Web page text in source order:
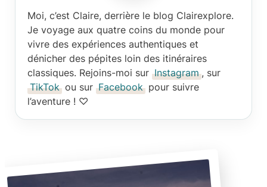
Moi, c’est Claire, derrière le blog Clairexplore.
Je voyage aux quatre coins du monde pour
vivre des expériences authentiques et
dénicher des pépites loin des itinéraires
classiques. Rejoins-moi sur Instagram , sur
TikTok ou sur Facebook pour suivre
l’aventure ! ♡